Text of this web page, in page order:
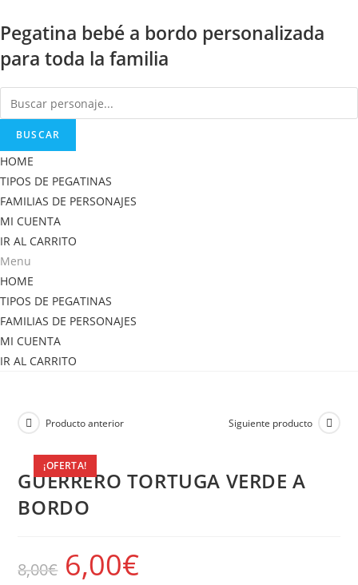
al
contenido
Pegatina bebé a bordo personalizada
para toda la familia
BUSCAR
HOME
TIPOS DE PEGATINAS
FAMILIAS DE PERSONAJES
MI CUENTA
IR AL CARRITO
Menu
HOME
TIPOS DE PEGATINAS
FAMILIAS DE PERSONAJES
MI CUENTA
IR AL CARRITO
¡OFERTA!
Producto anterior Siguiente producto
GUERRERO TORTUGA VERDE A
BORDO
8,00€ 6,00€